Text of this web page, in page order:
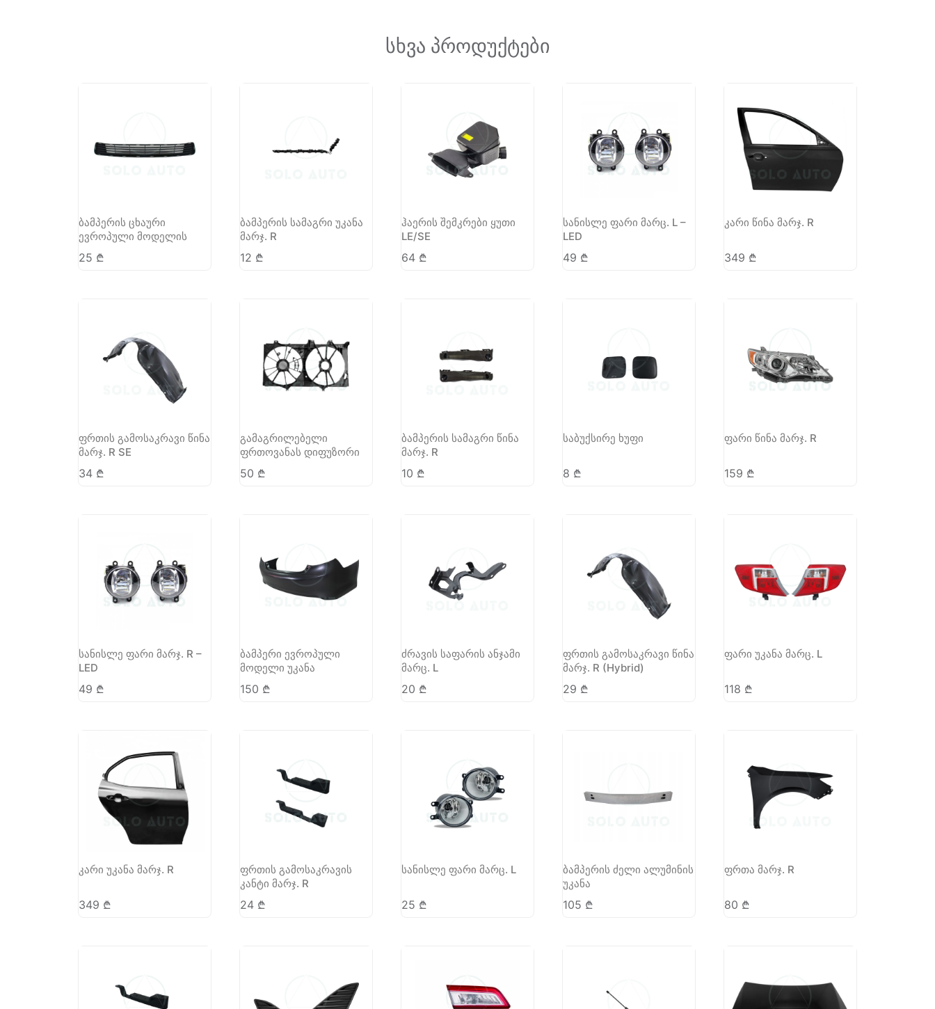
სხვა პროდუქტები
ბამპერის ცხაური
ევროპული მოდელის
25 ₾
ბამპერის სამაგრი უკანა
მარჯ. R
12 ₾
ჰაერის შემკრები ყუთი
LE/SE
64 ₾
სანისლე ფარი მარც. L –
LED
49 ₾
კარი წინა მარჯ. R
349 ₾
ფრთის გამოსაკრავი წინა
მარჯ. R SE
34 ₾
გამაგრილებელი
ფრთოვანას დიფუზორი
50 ₾
ბამპერის სამაგრი წინა
მარჯ. R
10 ₾
საბუქსირე ხუფი
8 ₾
ფარი წინა მარჯ. R
159 ₾
სანისლე ფარი მარჯ. R –
LED
49 ₾
ბამპერი ევროპული
მოდელი უკანა
150 ₾
ძრავის საფარის ანჯამი
მარც. L
20 ₾
ფრთის გამოსაკრავი წინა
მარჯ. R (Hybrid)
29 ₾
ფარი უკანა მარც. L
118 ₾
კარი უკანა მარჯ. R
349 ₾
ფრთის გამოსაკრავის
კანტი მარჯ. R
24 ₾
სანისლე ფარი მარც. L
25 ₾
ბამპერის ძელი ალუმინის
უკანა
105 ₾
ფრთა მარჯ. R
80 ₾